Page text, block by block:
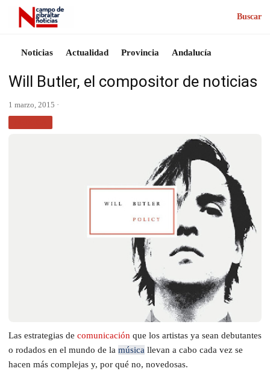
Buscar
Noticias Actualidad Provincia Andalucía
Will Butler, el compositor de noticias
1 marzo, 2015 ·
Las estrategias de comunicación que los artistas ya sean debutantes
o rodados en el mundo de la música llevan a cabo cada vez se
hacen más complejas y, por qué no, novedosas.